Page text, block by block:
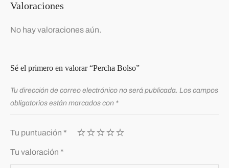
Valoraciones
No hay valoraciones aún.
Sé el primero en valorar “Percha Bolso”
Tu dirección de correo electrónico no será publicada. Los campos
obligatorios están marcados con *
Tu puntuación *
Tu valoración *